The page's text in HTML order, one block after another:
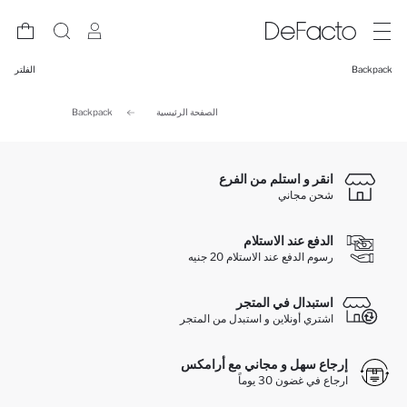
Backpack الفلتر
الصفحة الرئيسية Backpack
انقر و استلم من الفرع
شحن مجاني
الدفع عند الاستلام
رسوم الدفع عند الاستلام 20 جنيه
استبدال في المتجر
اشتري أونلاين و استبدل من المتجر
إرجاع سهل و مجاني مع أرامكس
ارجاع في غضون 30 يوماً